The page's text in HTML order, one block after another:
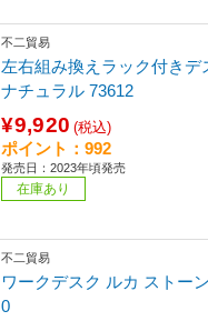
不二貿易
左右組み換えラック付きデ
ナチュラル 73612
¥9,920 (税込)
ポイント：992
発売日：2023年頃発売
在庫あり
不二貿易
ワークデスク ルカ ストー
0